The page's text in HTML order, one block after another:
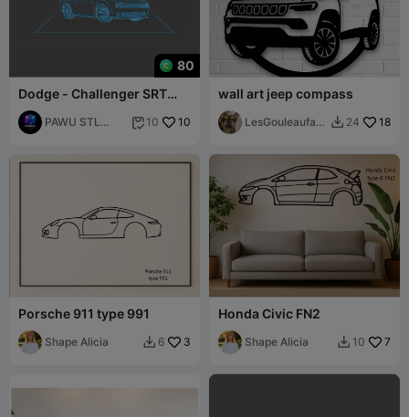
80
Dodge - Challenger SRT
Hellcat
PAWU STL
 10 10
wall art jeep compass
LesGouleaufam  24 18
Porsche 911 type 991
Shape Alicia  6 3
Honda Civic FN2
Shape Alicia  10 7